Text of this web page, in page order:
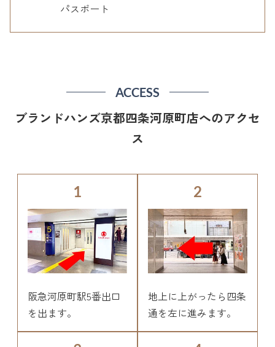
パスポート
ACCESS
ブランドハンズ京都四条河原町店へのアクセ
ス
1
阪急河原町駅5番出口
を出ます。
2
地上に上がったら四条
通を左に進みます。